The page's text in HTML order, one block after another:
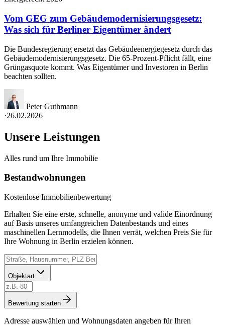
Vom GEG zum Gebäudemodernisierungsgesetz:
Was sich für Berliner Eigentümer ändert
Die Bundesregierung ersetzt das Gebäudeenergiegesetz durch das
Gebäudemodernisierungsgesetz. Die 65-Prozent-Pflicht fällt, eine
Grüngasquote kommt. Was Eigentümer und Investoren in Berlin
beachten sollten.
Peter Guthmann
·26.02.2026
Unsere Leistungen
Alles rund um Ihre Immobilie
Bestandwohnungen
Kostenlose Immobilienbewertung
Erhalten Sie eine erste, schnelle, anonyme und valide Einordnung
auf Basis unseres umfangreichen Datenbestands und eines
maschinellen Lernmodells, die Ihnen verrät, welchen Preis Sie für
Ihre Wohnung in Berlin erzielen können.
Objektart
Bewertung starten
Adresse auswählen und Wohnungsdaten angeben für Ihren